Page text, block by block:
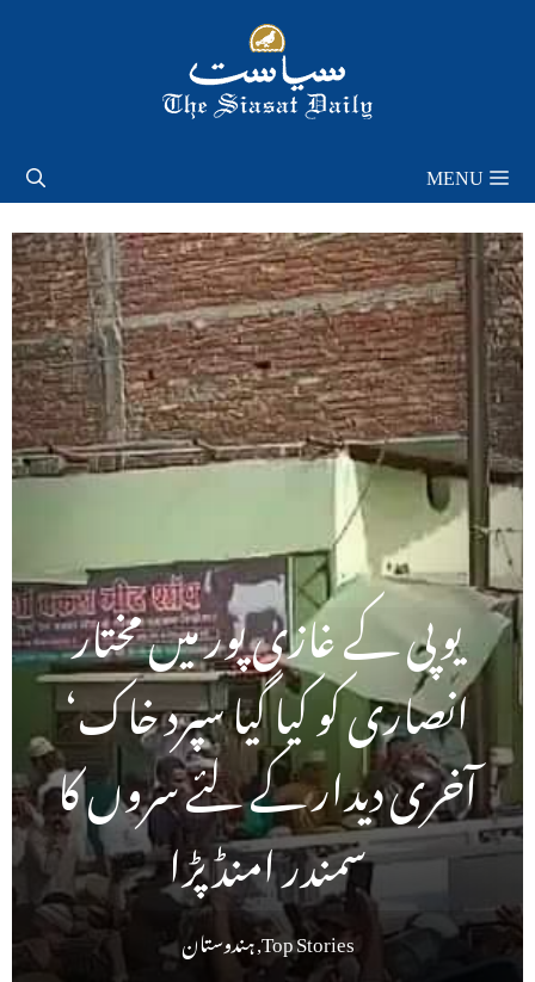
MENU
یوپی کے غازی پور میں مختار
انصاری کو کیا گیا سپرد خاک‘
آخری دیدار کے لئے سروں کا
سمندر امنڈ پڑا
Top Stories
,ہندوستان